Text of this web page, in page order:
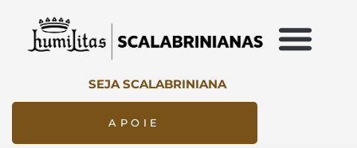
SEJA SCALABRINIANA
APOIE